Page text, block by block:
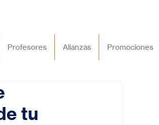
Profesores Alianzas Promociones
tu